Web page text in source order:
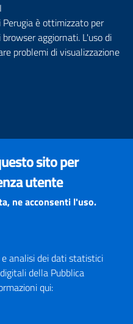
è ottimizzato per
aggiornati. L'uso di
problemi di visualizzazione
sito per
utente
ne acconsenti l'uso.
analisi dei dati statistici
della Pubblica
qui: